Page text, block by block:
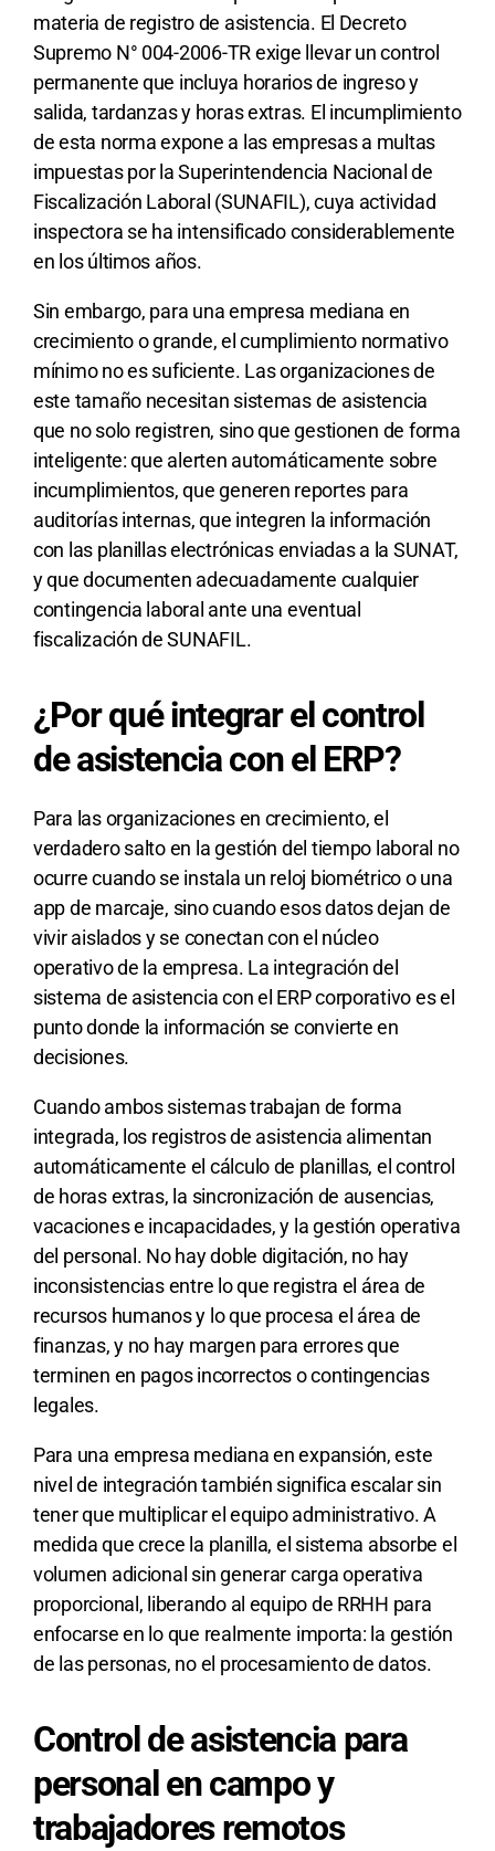
materia de registro de asistencia. El Decreto
Supremo N° 004-2006-TR exige llevar un control
permanente que incluya horarios de ingreso y
salida, tardanzas y horas extras. El incumplimiento
de esta norma expone a las empresas a multas
impuestas por la Superintendencia Nacional de
Fiscalización Laboral (SUNAFIL), cuya actividad
inspectora se ha intensificado considerablemente
en los últimos años.
Sin embargo, para una empresa mediana en
crecimiento o grande, el cumplimiento normativo
mínimo no es suficiente. Las organizaciones de
este tamaño necesitan sistemas de asistencia
que no solo registren, sino que gestionen de forma
inteligente: que alerten automáticamente sobre
incumplimientos, que generen reportes para
auditorías internas, que integren la información
con las planillas electrónicas enviadas a la SUNAT,
y que documenten adecuadamente cualquier
contingencia laboral ante una eventual
fiscalización de SUNAFIL.
¿Por qué integrar el control
de asistencia con el ERP?
Para las organizaciones en crecimiento, el
verdadero salto en la gestión del tiempo laboral no
ocurre cuando se instala un reloj biométrico o una
app de marcaje, sino cuando esos datos dejan de
vivir aislados y se conectan con el núcleo
operativo de la empresa. La integración del
sistema de asistencia con el ERP corporativo es el
punto donde la información se convierte en
decisiones.
Cuando ambos sistemas trabajan de forma
integrada, los registros de asistencia alimentan
automáticamente el cálculo de planillas, el control
de horas extras, la sincronización de ausencias,
vacaciones e incapacidades, y la gestión operativa
del personal. No hay doble digitación, no hay
inconsistencias entre lo que registra el área de
recursos humanos y lo que procesa el área de
finanzas, y no hay margen para errores que
terminen en pagos incorrectos o contingencias
legales.
Para una empresa mediana en expansión, este
nivel de integración también significa escalar sin
tener que multiplicar el equipo administrativo. A
medida que crece la planilla, el sistema absorbe el
volumen adicional sin generar carga operativa
proporcional, liberando al equipo de RRHH para
enfocarse en lo que realmente importa: la gestión
de las personas, no el procesamiento de datos.
Control de asistencia para
personal en campo y
trabajadores remotos